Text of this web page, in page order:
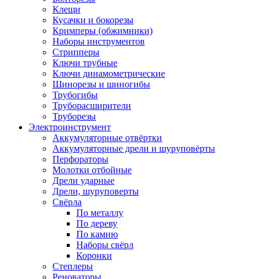
Клещи
Кусачки и бокорезы
Кримперы (обжимники)
Наборы инструментов
Стрипперы
Ключи трубные
Ключи динамометрические
Шинорезы и шиногибы
Трубогибы
Труборасширители
Труборезы
Электроинструмент
Аккумуляторные отвёртки
Аккумуляторные дрели и шуруповёрты
Перфораторы
Молотки отбойные
Дрели ударные
Дрели, шуруповерты
Свёрла
По металлу
По дереву
По камню
Наборы свёрл
Коронки
Степлеры
Реноваторы